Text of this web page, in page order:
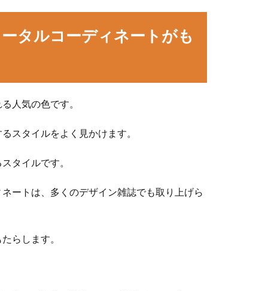
タルコーディネートがも
人気の色です。
スタイルをよく見かけます。
タイルです。
ートは、多くのデザイン雑誌でも取り上げら
らします。